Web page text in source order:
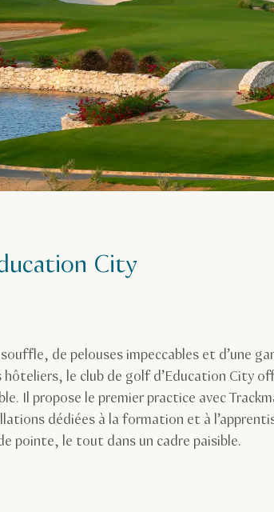
City
de pelouses impeccables et d’une
le club de golf d’Education City
Il propose le premier practice avec
dédiées à la formation et à
pointe, le tout dans un cadre paisible.